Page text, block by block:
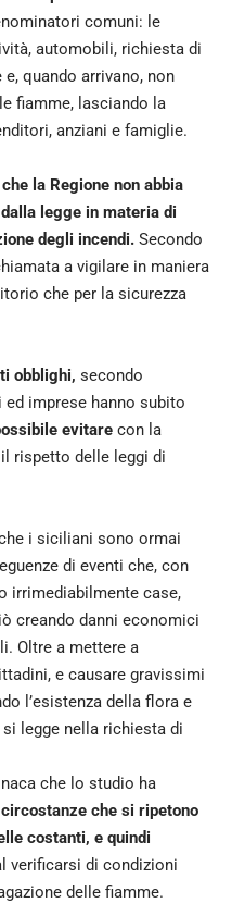
comuni: le
automobili, richiesta di
quando arrivano, non
fiamme, lasciando la
anziani e famiglie.
la Regione non abbia
legge in materia di
degli incendi. Secondo
a vigilare in maniera
che per la sicurezza
obblighi, secondo
imprese hanno subito
evitare con la
rispetto delle leggi di
i siciliani sono ormai
di eventi che, con
irrimediabilmente case,
creando danni economici
Oltre a mettere a
e causare gravissimi
l’esistenza della flora e
legge nella richiesta di
che lo studio ha
circostanze che si ripetono
costanti, e quindi
verificarsi di condizioni
delle fiamme.